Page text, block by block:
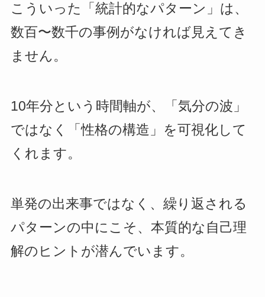
こういった「統計的なパターン」は、
数百〜数千の事例がなければ見えてき
ません。
10年分という時間軸が、「気分の波」
ではなく「性格の構造」を可視化して
くれます。
単発の出来事ではなく、繰り返される
パターンの中にこそ、本質的な自己理
解のヒントが潜んでいます。